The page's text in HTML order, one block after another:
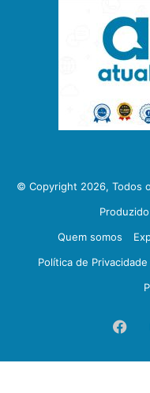
© Copyright 2026, Todos
Quem somos
Política de Privacidade